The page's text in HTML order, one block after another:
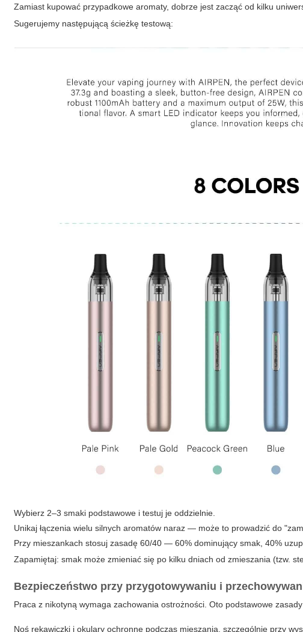
Zamiast kupować przypadkowe aromaty, dobrze jest zacząć od kilku
Sugerujemy następującą ścieżkę testową:
Wybierz 2–3 smaki podstawowe i testuj je oddzielnie.
Unikaj łączenia wielu silnych aromatów naraz — może to prowadzić do
Przy mieszankach stosuj zasadę 60/40 — 60% dominujący smak, 40%
Zapamiętaj: smak może zmieniać się po kilku dniach od zmieszania (tzw.
Bezpieczeństwo przy przygotowywaniu i
Praca z nikotyną wymaga zachowania ostrożności. Oto podstawowe
Noś rękawiczki i okulary ochronne podczas mieszania, szczególnie przy